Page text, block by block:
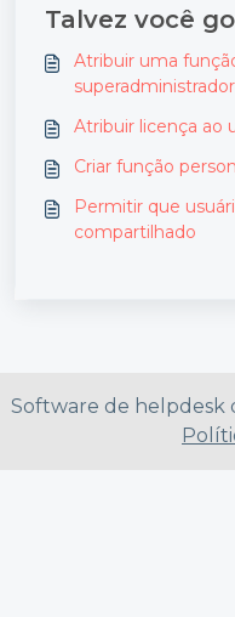
Talvez você
Atribuir uma
superadministrador
Atribuir licença ao
Criar função
Permitir que
compartilhado
Software de helpdesk